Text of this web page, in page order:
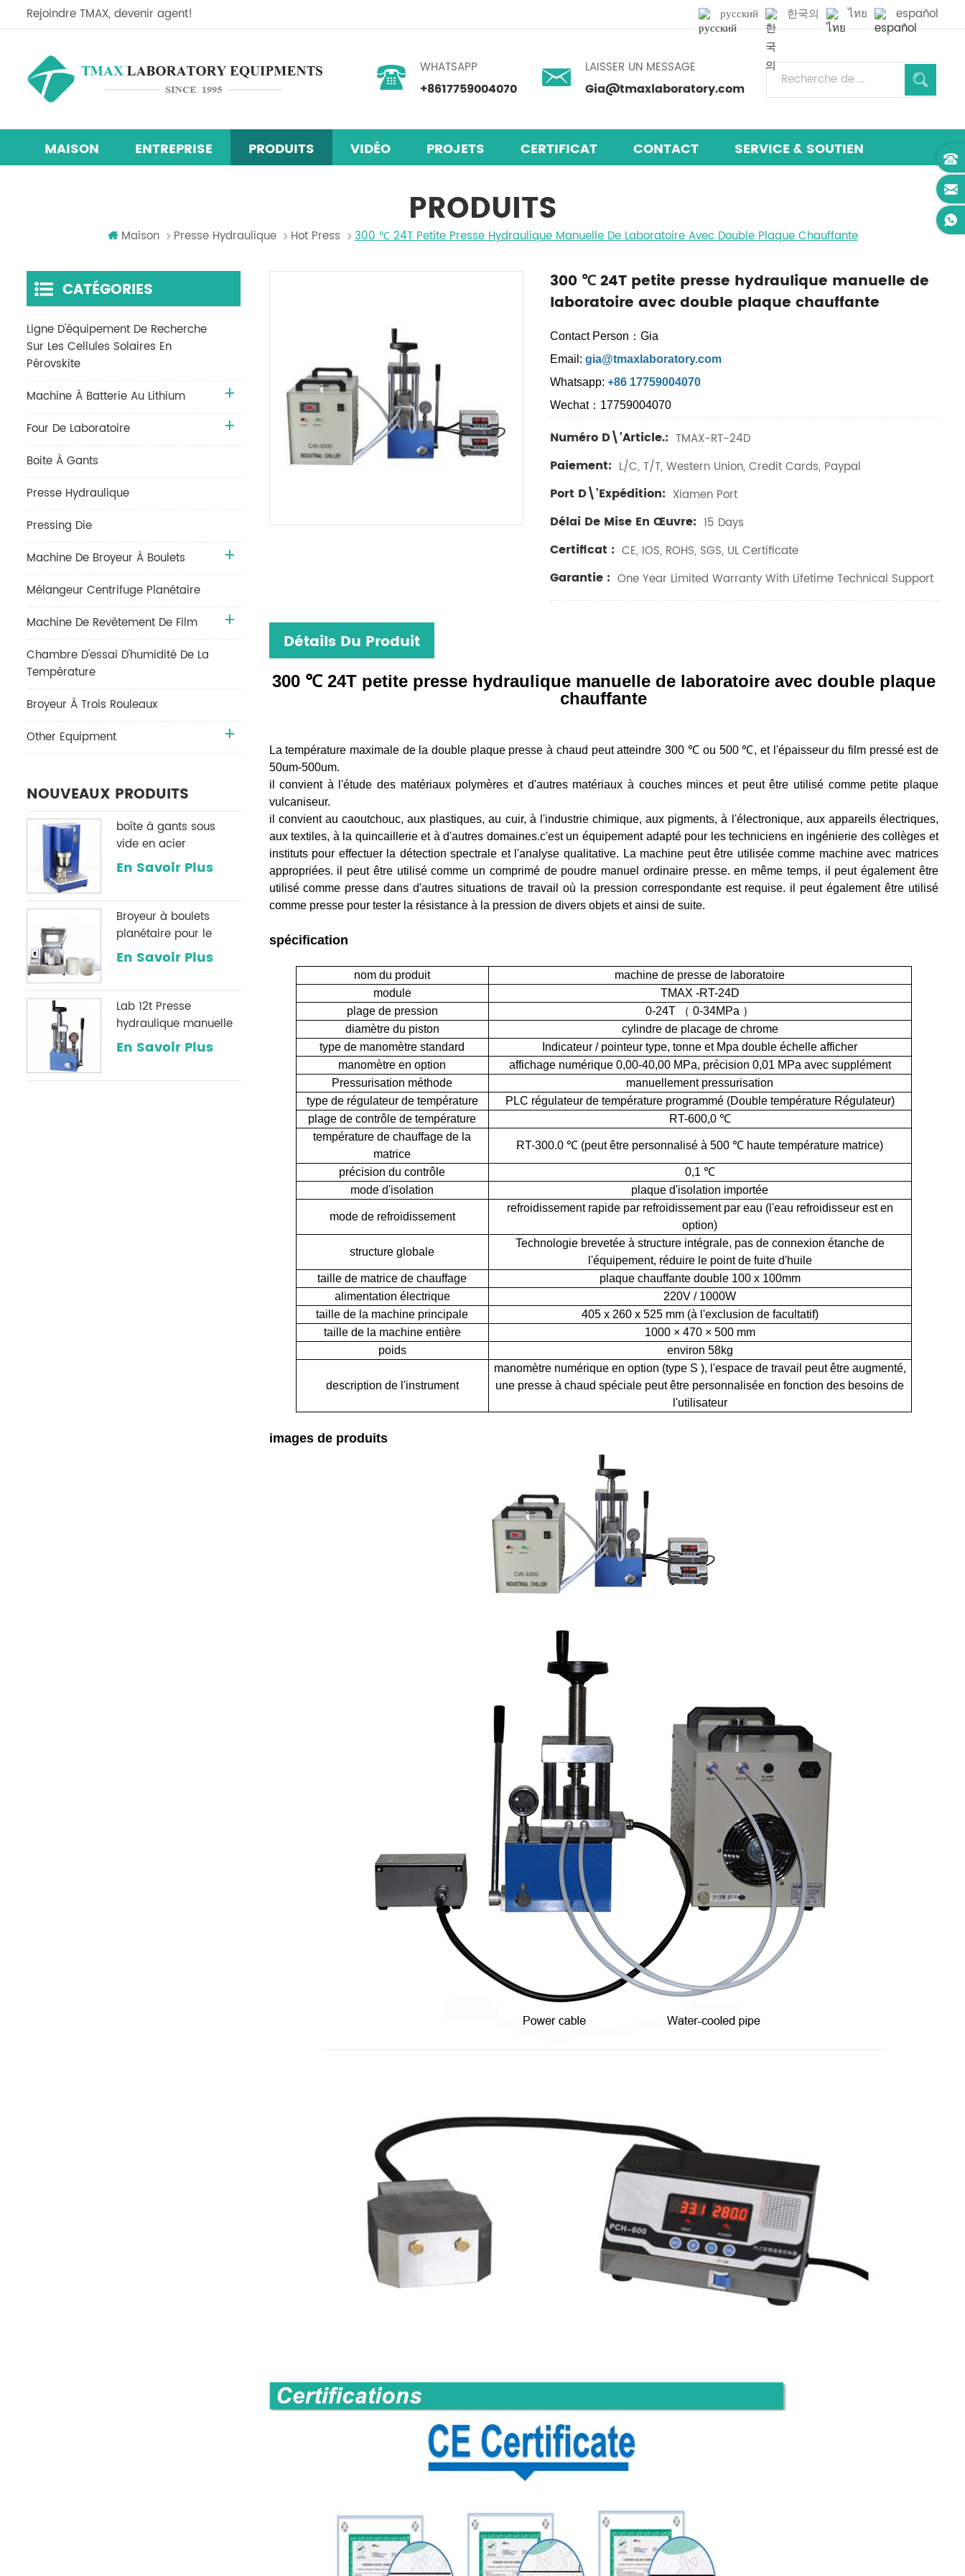
Rejoindre TMAX, devenir agent! русский 한국의 ไทย español
WHATSAPP
+8617759004070
LAISSER UN MESSAGE
Gia@tmaxlaboratory.com
MAISON ENTREPRISE PRODUITS VIDÉO PROJETS CERTIFICAT CONTACT SERVICE & SOUTIEN
PRODUITS
Maison Presse Hydraulique Hot Press 300 ℃ 24T Petite Presse Hydraulique Manuelle De Laboratoire Avec Double Plaque Chauffante
300 ℃ 24T petite presse hydraulique manuelle de
laboratoire avec double plaque chauffante
Contact Person：Gia
Email: gia@tmaxlaboratory.com
Whatsapp:+86 17759004070
Wechat：17759004070
Numéro D\'article.: TMAX-RT-24D
Paiement: L/C, T/T, Western Union, Credit Cards, Paypal
Port D\'expédition: Xiamen Port
Délai De Mise En Œuvre: 15 Days
Certificat : CE, IOS, ROHS, SGS, UL Certificate
Garantie : One Year Limited Warranty With Lifetime Technical Support
Détails Du Produit
300 ℃ 24T petite presse hydraulique manuelle de laboratoire avec double plaque
chauffante
La température maximale de la double plaque presse à chaud peut atteindre 300 ℃ ou 500 ℃, et l'épaisseur du film pressé est de
50um-500um.
il convient à l'étude des matériaux polymères et d'autres matériaux à couches minces et peut être utilisé comme petite plaque
vulcaniseur.
il convient au caoutchouc, aux plastiques, au cuir, à l'industrie chimique, aux pigments, à l'électronique, aux appareils électriques,
aux textiles, à la quincaillerie et à d'autres domaines.c'est un équipement adapté pour les techniciens en ingénierie des collèges et
instituts pour effectuer la détection spectrale et l'analyse qualitative. La machine peut être utilisée comme machine avec matrices
appropriées. il peut être utilisé comme un comprimé de poudre manuel ordinaire presse. en même temps, il peut également être
utilisé comme presse dans d'autres situations de travail où la pression correspondante est requise. il peut également être utilisé
comme presse pour tester la résistance à la pression de divers objets et ainsi de suite.
spécification
nom du produit
machine de presse de laboratoire
module
TMAX -RT-24D
plage de pression
0-24T （0-34MPa ）
diamètre du piston
cylindre de placage de chrome
type de manomètre standard
Indicateur / pointeur type, tonne et Mpa double échelle afficher
manomètre en option
affichage numérique 0,00-40,00 MPa, précision 0,01 MPa avec supplément
Pressurisation méthode
manuellement pressurisation
type de régulateur de température
PLC régulateur de température programmé (Double température Régulateur)
plage de contrôle de température
RT-600,0 ℃
température de chauffage de la
matrice
RT-300.0 ℃ (peut être personnalisé à 500 ℃ haute température matrice)
précision du contrôle
0,1 ℃
mode d'isolation
plaque d'isolation importée
mode de refroidissement
refroidissement rapide par refroidissement par eau (l'eau refroidisseur est en
option)
structure globale
Technologie brevetée à structure intégrale, pas de connexion étanche de
l'équipement, réduire le point de fuite d'huile
taille de matrice de chauffage
plaque chauffante double 100 x 100mm
alimentation électrique
220V / 1000W
taille de la machine principale
405 x 260 x 525 mm (à l'exclusion de facultatif)
taille de la machine entière
1000 × 470 × 500 mm
poids
environ 58kg
description de l'instrument
manomètre numérique en option (type S ), l'espace de travail peut être augmenté,
une presse à chaud spéciale peut être personnalisée en fonction des besoins de
l'utilisateur
images de produits
CATÉGORIES
Ligne D'équipement De Recherche
Sur Les Cellules Solaires En
Pérovskite
Machine À Batterie Au Lithium
Four De Laboratoire
Boite À Gants
Presse Hydraulique
Pressing Die
Machine De Broyeur À Boulets
Mélangeur Centrifuge Planétaire
Machine De Revêtement De Film
Chambre D'essai D'humidité De La
Température
Broyeur À Trois Rouleaux
Other Equipment
NOUVEAUX PRODUITS
boîte à gants sous
vide en acier
inoxydable h2o & O2
purification
En Savoir Plus
Broyeur à boulets
planétaire pour le
broyage de poudre
En Savoir Plus
Lab 12t Presse
hydraulique manuelle
avec une jauge de
optionnelle
En Savoir Plus